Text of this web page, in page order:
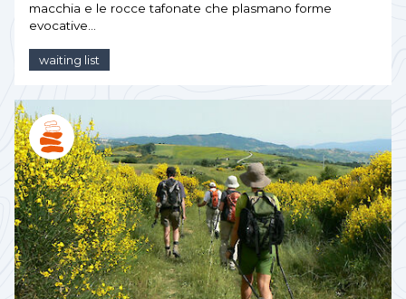
macchia e le rocce tafonate che plasmano forme
evocative…
waiting list